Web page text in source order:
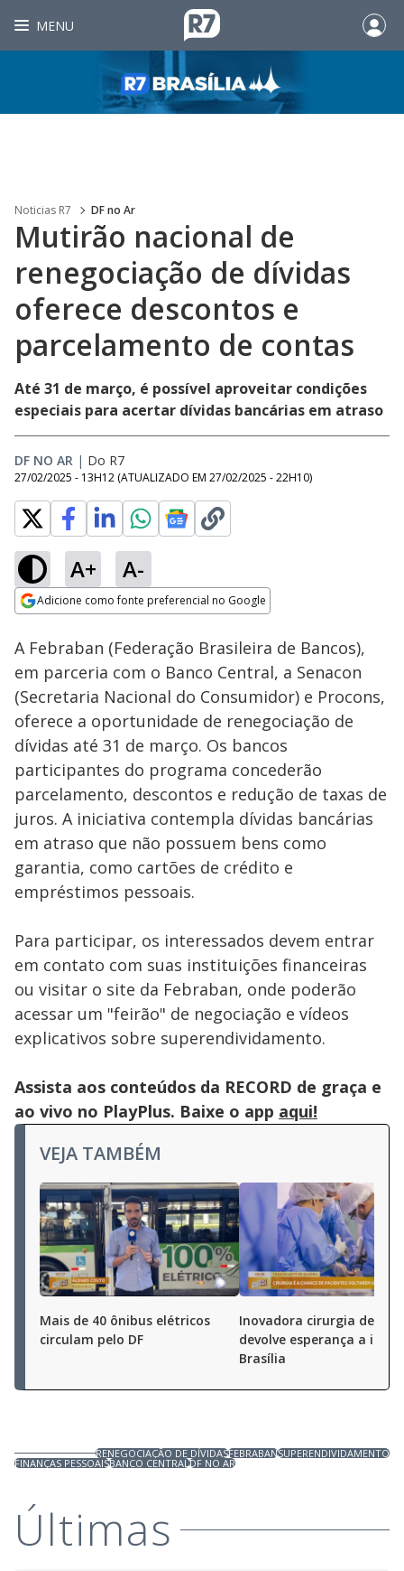
MENU
Noticias R7 DF no Ar
Mutirão nacional de
renegociação de dívidas
oferece descontos e
parcelamento de contas
Até 31 de março, é possível aproveitar condições
especiais para acertar dívidas bancárias em atraso
DF NO AR | Do R7
27/02/2025 - 13H12 (ATUALIZADO EM 27/02/2025 - 22H10)
A+ A-
Adicione como fonte preferencial no Google
Ativar
Loaded
20.11%
A Febraban (Federação Brasileira de Bancos),
em parceria com o Banco Central, a Senacon
(Secretaria Nacional do Consumidor) e Procons,
oferece a oportunidade de renegociação de
dívidas até 31 de março. Os bancos
participantes do programa concederão
parcelamento, descontos e redução de taxas de
juros. A iniciativa contempla dívidas bancárias
em atraso que não possuem bens como
garantia, como cartões de crédito e
empréstimos pessoais.
Para participar, os interessados devem entrar
em contato com suas instituições financeiras
ou visitar o site da Febraban, onde poderão
acessar um "feirão" de negociação e vídeos
explicativos sobre superendividamento.
Assista aos conteúdos da RECORD de graça e
ao vivo no PlayPlus. Baixe o app aqui!
VEJA TAMBÉM
Mais de 40 ônibus elétricos
circulam pelo DF
Inovadora cirurgia de
devolve esperança a
Brasília
RENEGOCIAÇÃO DE DÍVIDASFEBRABANSUPERENDIVIDAMENTO
FINANÇAS PESSOAISBANCO CENTRALDF NO AR
Últimas